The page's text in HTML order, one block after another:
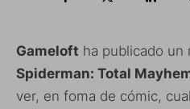
Gameloft ha publicado un
Spiderman: Total
ver, en foma de cómic,